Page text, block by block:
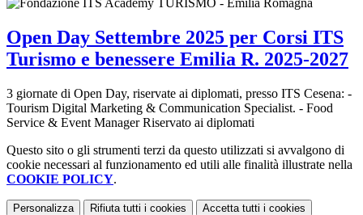
Open Day Settembre 2025 per Corsi ITS
Turismo e benessere Emilia R. 2025-2027
3 giornate di Open Day, riservate ai diplomati, presso ITS Cesena: -
Tourism Digital Marketing & Communication Specialist. - Food
Service & Event Manager Riservato ai diplomati
Questo sito o gli strumenti terzi da questo utilizzati si avvalgono di
cookie necessari al funzionamento ed utili alle finalità illustrate nella
COOKIE POLICY.
Personalizza Rifiuta tutti i cookies Accetta tutti i cookies